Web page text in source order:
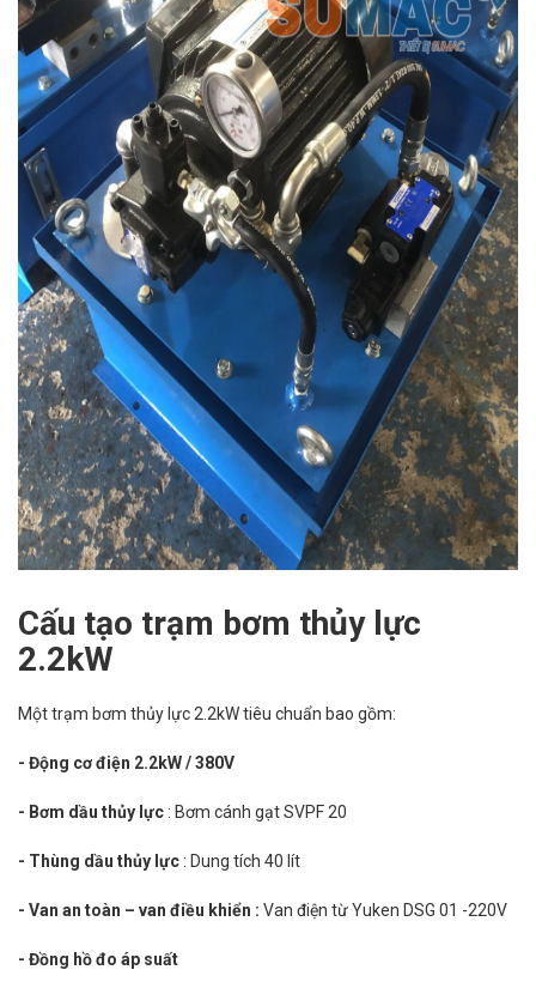
Cấu tạo trạm bơm thủy lực
2.2kW
Một trạm bơm thủy lực 2.2kW tiêu chuẩn bao gồm:
- Động cơ điện 2.2kW/ 380V
- Bơm dầu thủy lực : Bơm cánh gạt SVPF 20
- Thùng dầu thủy lực : Dung tích 40 lít
- Van an toàn – van điều khiển : Van điện từ Yuken DSG 01 -220V
- Đồng hồ đo áp suất